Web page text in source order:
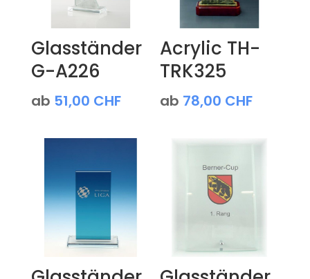
Glasständer
G-A226
ab 51,00 CHF
Acrylic TH-
TRK325
ab 78,00 CHF